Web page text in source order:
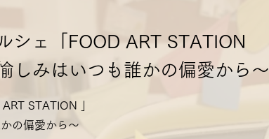
シェ「FOOD ART STATION
しみはいつも誰かの偏愛から〜
STATION 」
の偏愛から〜